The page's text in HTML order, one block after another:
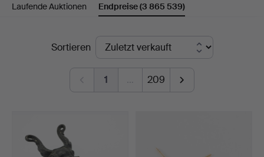
Laufende Auktionen Endpreise(3 865 539)
EndpreiseSortieren
1 … 209